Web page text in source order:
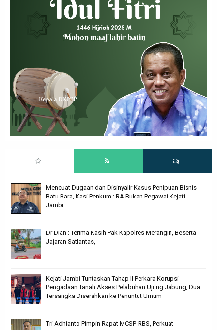
Mencuat Dugaan dan Disinyalir Kasus Penipuan Bisnis
Batu Bara, Kasi Penkum : RA Bukan Pegawai Kejati
Jambi
Dr Dian : Terima Kasih Pak Kapolres Merangin, Beserta
Jajaran Satlantas,
Kejati Jambi Tuntaskan Tahap II Perkara Korupsi
Pengadaan Tanah Akses Pelabuhan Ujung Jabung, Dua
Tersangka Diserahkan ke Penuntut Umum
Tri Adhianto Pimpin Rapat MCSP-RBS, Perkuat